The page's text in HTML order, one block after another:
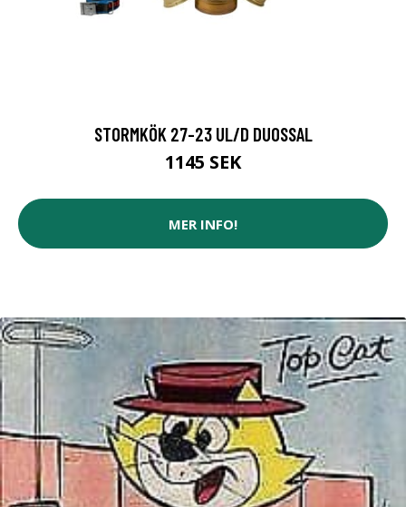
STORMKÖK 27-23 UL/D DUOSSAL
1145 SEK
MER INFO!